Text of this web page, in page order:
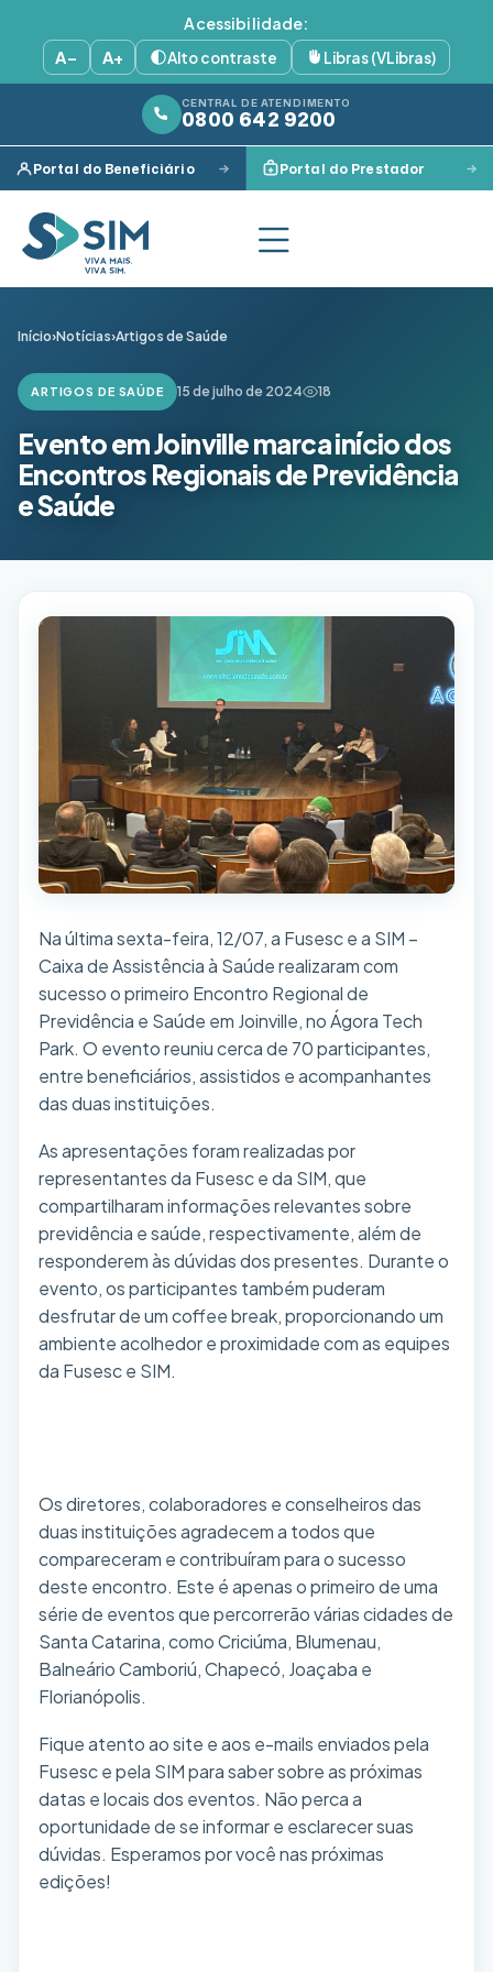
Acessibilidade:
A−
A+ Alto contraste Libras (VLibras)
CENTRAL DE ATENDIMENTO
0800 642 9200
Portal do Beneficiário Portal do Prestador
Início›Notícias›Artigos de Saúde
ARTIGOS DE SAÚDE 15 de julho de 2024 18
Evento em Joinville marca início dos
Encontros Regionais de Previdência
e Saúde
Na última sexta-feira, 12/07, a Fusesc e a SIM –
Caixa de Assistência à Saúde realizaram com
sucesso o primeiro Encontro Regional de
Previdência e Saúde em Joinville, no Ágora Tech
Park. O evento reuniu cerca de 70 participantes,
entre beneficiários, assistidos e acompanhantes
das duas instituições.
As apresentações foram realizadas por
representantes da Fusesc e da SIM, que
compartilharam informações relevantes sobre
previdência e saúde, respectivamente, além de
responderem às dúvidas dos presentes. Durante o
evento, os participantes também puderam
desfrutar de um coffee break, proporcionando um
ambiente acolhedor e proximidade com as equipes
da Fusesc e SIM.
Os diretores, colaboradores e conselheiros das
duas instituições agradecem a todos que
compareceram e contribuíram para o sucesso
deste encontro. Este é apenas o primeiro de uma
série de eventos que percorrerão várias cidades de
Santa Catarina, como Criciúma, Blumenau,
Balneário Camboriú, Chapecó, Joaçaba e
Florianópolis.
Fique atento ao site e aos e-mails enviados pela
Fusesc e pela SIM para saber sobre as próximas
datas e locais dos eventos. Não perca a
oportunidade de se informar e esclarecer suas
dúvidas. Esperamos por você nas próximas
edições!